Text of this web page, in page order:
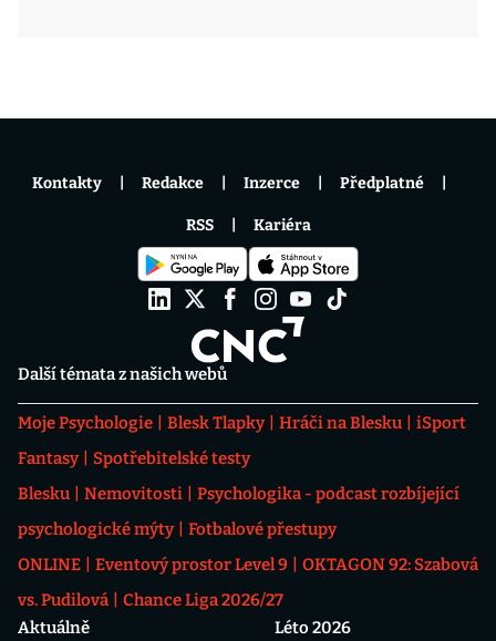
Další témata z našich webů
Moje Psychologie Blesk Tlapky Hráči na Blesku
iSport
Fantasy
Spotřebitelské testy
Blesku
Nemovitosti
Psychologika - podcast rozbíjející
psychologické mýty
Fotbalové přestupy
ONLINE
Eventový prostor Level 9
OKTAGON 92: Szabová
vs. Pudilová
Chance Liga 2026/27
Aktuálně
Léto 2026
Kontakty Redakce Inzerce Předplatné
RSS Kariéra